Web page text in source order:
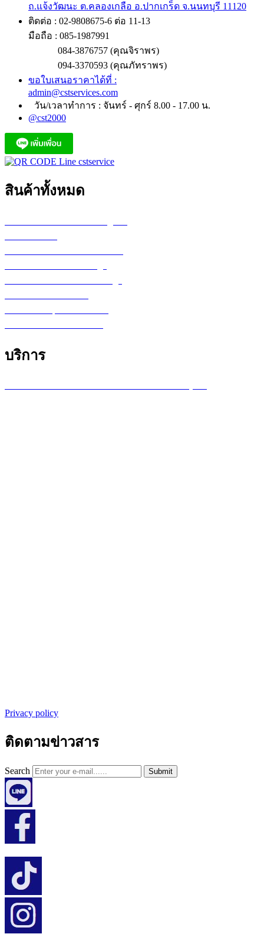
ถ.แจ้งวัฒนะ ต.คลองเกลือ อ.ปากเกร็ด จ.นนทบุรี 11120
ติดต่อ : 02-9808675-6 ต่อ 11-13
มือถือ : 085-1987991
084-3876757 (คุณจิราพร)
094-3370593 (คุณภัทราพร)
ขอใบเสนอราคาได้ที่ :
admin@cstservices.com
วัน/เวลาทำการ : จันทร์ - ศุกร์ 8.00 - 17.00 น.
@cst2000
สินค้าทั้งหมด
บริการ
Privacy policy
ติดตามข่าวสาร
Search Submit